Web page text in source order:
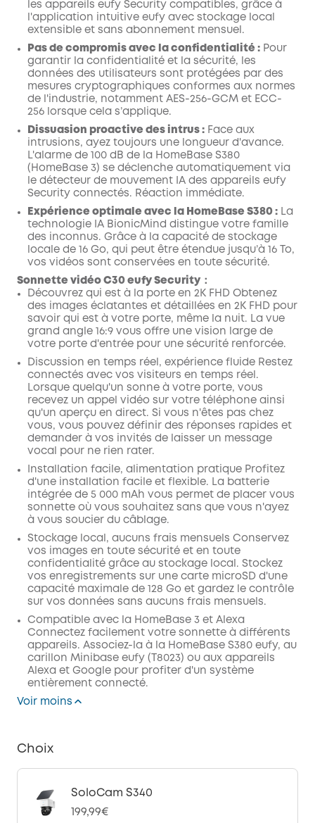
les appareils eufy Security compatibles, grâce à
l'application intuitive eufy avec stockage local
extensible et sans abonnement mensuel.
Pas de compromis avec la confidentialité : Pour
garantir la confidentialité et la sécurité, les
données des utilisateurs sont protégées par des
mesures cryptographiques conformes aux normes
de l'industrie, notamment AES-256-GCM et ECC-
256 lorsque cela s’applique.
Dissuasion proactive des intrus : Face aux
intrusions, ayez toujours une longueur d'avance.
L'alarme de 100 dB de la HomeBase S380
(HomeBase 3) se déclenche automatiquement via
le détecteur de mouvement IA des appareils eufy
Security connectés. Réaction immédiate.
Expérience optimale avec la HomeBase S380 : La
technologie IA BionicMind distingue votre famille
des inconnus. Grâce à la capacité de stockage
locale de 16 Go, qui peut être étendue jusqu’à 16 To,
vos vidéos sont conservées en toute sécurité.
Sonnette vidéo C30 eufy Security：
Découvrez qui est à la porte en 2K FHD Obtenez
des images éclatantes et détaillées en 2K FHD pour
savoir qui est à votre porte, même la nuit. La vue
grand angle 16:9 vous offre une vision large de
votre porte d'entrée pour une sécurité renforcée.
Discussion en temps réel, expérience fluide Restez
connectés avec vos visiteurs en temps réel.
Lorsque quelqu'un sonne à votre porte, vous
recevez un appel vidéo sur votre téléphone ainsi
qu'un aperçu en direct. Si vous n'êtes pas chez
vous, vous pouvez définir des réponses rapides et
demander à vos invités de laisser un message
vocal pour ne rien rater.
Installation facile, alimentation pratique Profitez
d'une installation facile et flexible. La batterie
intégrée de 5 000 mAh vous permet de placer vous
sonnette où vous souhaitez sans que vous n'ayez
à vous soucier du câblage.
Stockage local, aucuns frais mensuels Conservez
vos images en toute sécurité et en toute
confidentialité grâce au stockage local. Stockez
vos enregistrements sur une carte microSD d'une
capacité maximale de 128 Go et gardez le contrôle
sur vos données sans aucuns frais mensuels.
Compatible avec la HomeBase 3 et Alexa
Connectez facilement votre sonnette à différents
appareils. Associez-la à la HomeBase S380 eufy, au
carillon Minibase eufy (T8023) ou aux appareils
Alexa et Google pour profiter d'un système
entièrement connecté.
Voir moins
Choix
SoloCam S340
199,99€